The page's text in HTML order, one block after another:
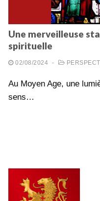
Une merveilleuse
spirituelle
02/08/2024 -
Au Moyen Age, une
sens…